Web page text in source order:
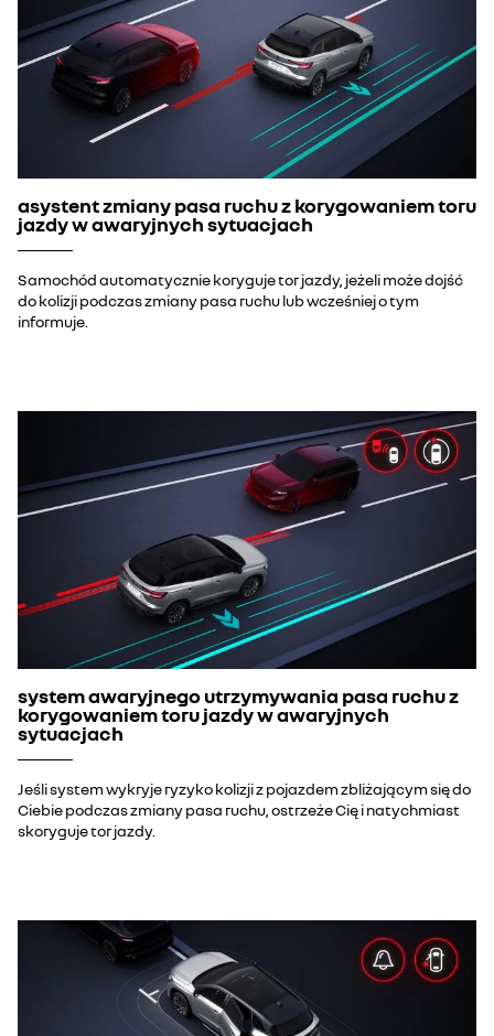
asystent zmiany pasa ruchu z korygowaniem toru
jazdy w awaryjnych sytuacjach
Samochód automatycznie koryguje tor jazdy, jeżeli może dojść
do kolizji podczas zmiany pasa ruchu lub wcześniej o tym
informuje.
system awaryjnego utrzymywania pasa ruchu z
korygowaniem toru jazdy w awaryjnych
sytuacjach
Jeśli system wykryje ryzyko kolizji z pojazdem zbliżającym się do
Ciebie podczas zmiany pasa ruchu, ostrzeże Cię i natychmiast
skoryguje tor jazdy.